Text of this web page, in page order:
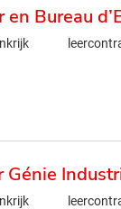
Bureau
Génie